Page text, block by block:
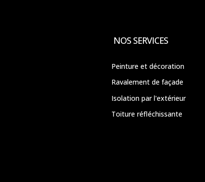
NOS SERVICES
Peinture et décoration
Ravalement de façade
Isolation par l'extérieur
Toiture réfléchissante